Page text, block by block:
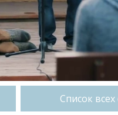
Список всех